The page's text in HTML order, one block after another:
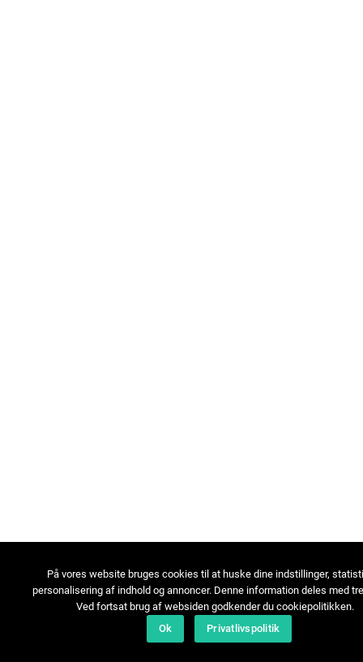
På vores website bruges cookies til at huske dine indstillinger,
personalisering af indhold og annoncer. Denne information deles med
Ved fortsat brug af websiden godkender du cookiepolitikken.
Ok
Privatlivspolitik